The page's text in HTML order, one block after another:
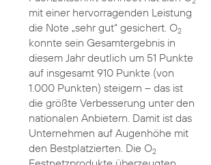
mit einer hervorragenden Leistung
die Note „sehr gut“ gesichert. O2
konnte sein Gesamtergebnis in
diesem Jahr deutlich um 51 Punkte
auf insgesamt 910 Punkte (von
1.000 Punkten) steigern – das ist
die größte Verbesserung unter den
nationalen Anbietern. Damit ist das
Unternehmen auf Augenhöhe mit
den Bestplatzierten. Die O2